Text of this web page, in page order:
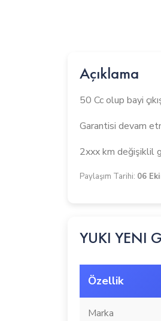
Açıklama
50 Cc olup bayi
Garantisi devam
2xxx km değişiklil
Paylaşım Tarihi: 06
YUKI YENI
Özellik
Marka